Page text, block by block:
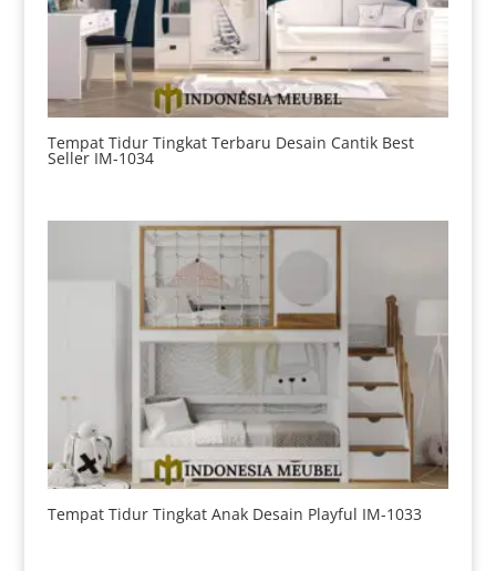
Tempat Tidur Tingkat Terbaru Desain Cantik Best
Seller IM-1034
Tempat Tidur Tingkat Anak Desain Playful IM-1033